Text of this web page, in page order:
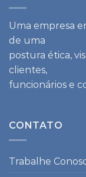
Uma empresa
de uma
postura ética,
clientes,
funcionários e
CONTATO
Trabalhe